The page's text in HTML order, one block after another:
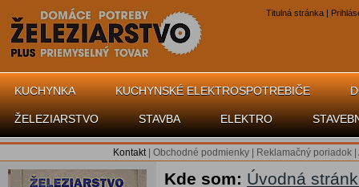
Titulná stránka |
KUCHYNKA KUCHYNSKÉ ELEKTROSPOTREBIČE
ŽELEZIARSTVO STAVBA ELEKTRO
Kontakt| Obchodné podmienky Reklamačný poriadok
Kde som: Úvodná